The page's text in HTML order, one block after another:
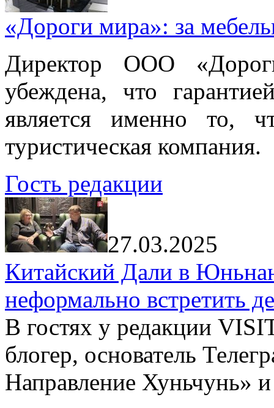
«Дороги мира»: за
Директор ООО
убеждена, что
является именно то,
туристическая компания.
Гость редакции
27.03.2025
Китайский Дали в
неформально встретить
В гостях у редакции
блогер, основатель
Направление Хуньчунь»